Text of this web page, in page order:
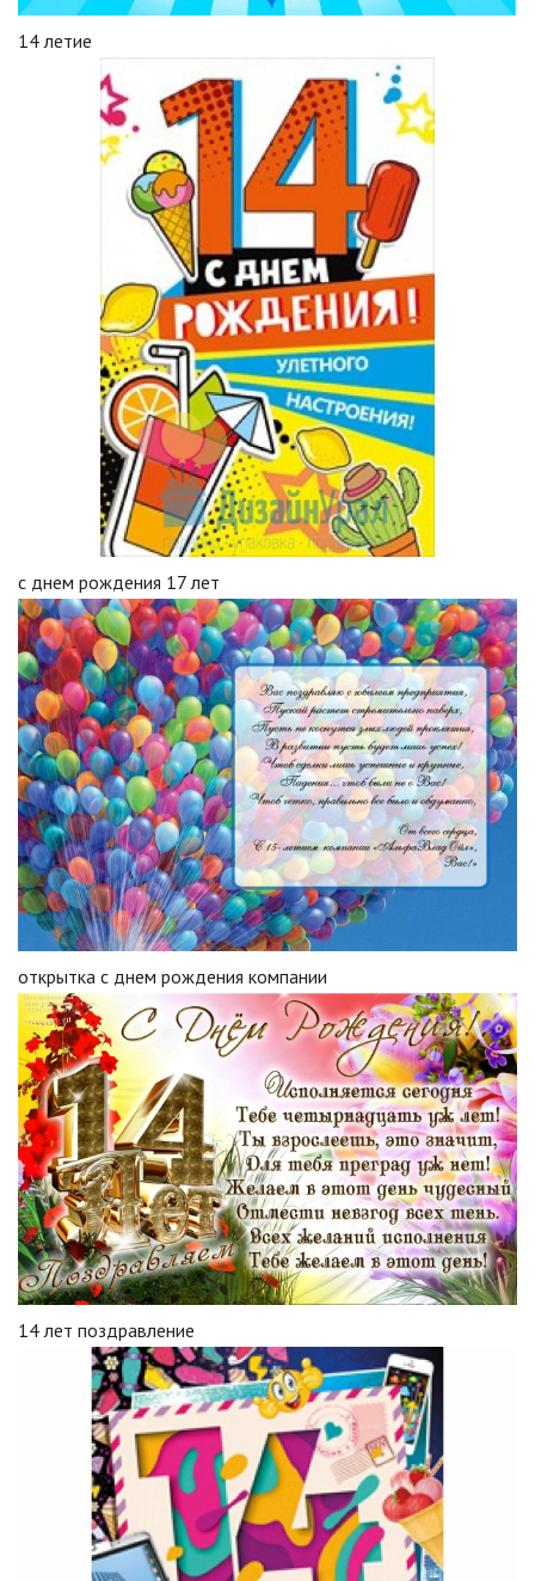
14 летие
с днем рождения 17 лет
открытка с днем рождения компании
14 лет поздравление